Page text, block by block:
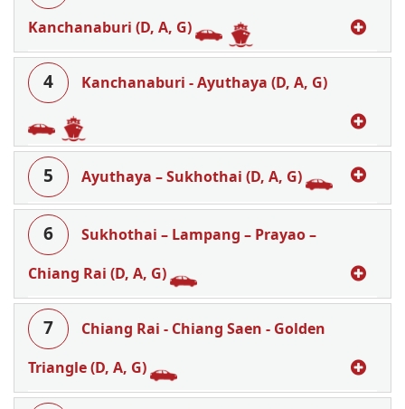
Kanchanaburi (D, A, G)
4 Kanchanaburi - Ayuthaya (D, A, G)
5 Ayuthaya – Sukhothai (D, A, G)
6
Sukhothai – Lampang – Prayao –
Chiang Rai (D, A, G)
7
Chiang Rai - Chiang Saen - Golden
Triangle (D, A, G)